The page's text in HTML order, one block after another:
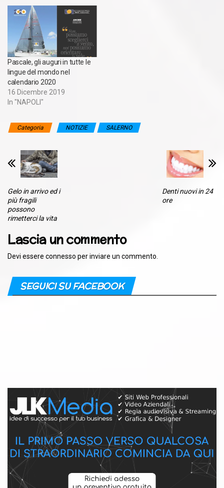
Pascale, gli auguri in tutte le
lingue del mondo nel
calendario 2020
16 Dicembre 2019
In "NAPOLI"
Categoria NOTIZIE SALERNO
Gelo in arrivo ed i
più fragili
possono
rimetterci la vita
Denti nuovi in 24
ore
Lascia un commento
Devi essere connesso per inviare un commento.
SEGUICI SU FACEBOOK